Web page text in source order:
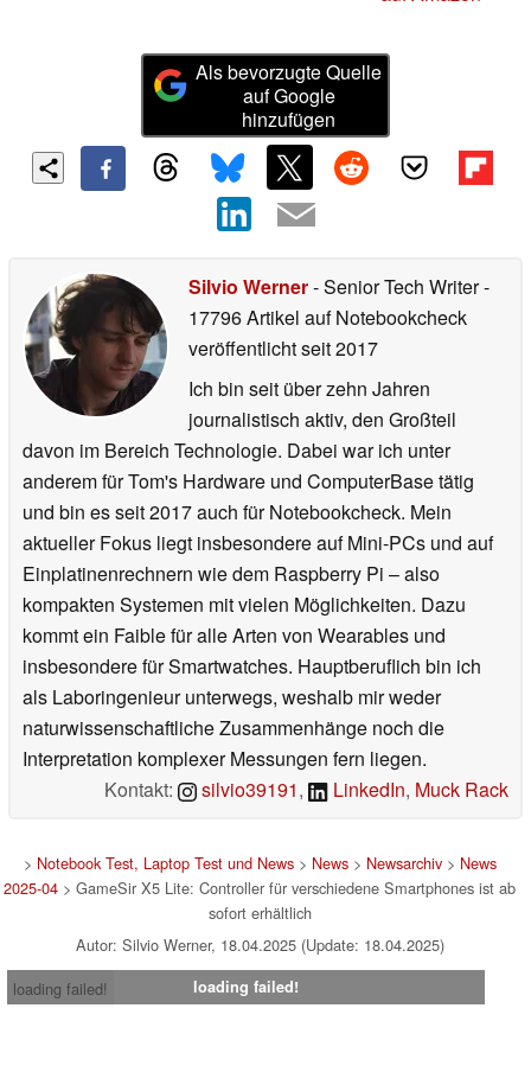
Als bevorzugte Quelle
auf Google
hinzufügen
Silvio Werner- Senior Tech Writer-
17796 Artikel auf Notebookcheck
veröffentlichtseit 2017
Ich bin seit über zehn Jahren
journalistisch aktiv, den Großteil
davon im Bereich Technologie. Dabei war ich unter
anderem für Tom's Hardware und ComputerBase tätig
und bin es seit 2017 auch für Notebookcheck. Mein
aktueller Fokus liegt insbesondere auf Mini-PCs und auf
Einplatinenrechnern wie dem Raspberry Pi – also
kompakten Systemen mit vielen Möglichkeiten. Dazu
kommt ein Faible für alle Arten von Wearables und
insbesondere für Smartwatches. Hauptberuflich bin ich
als Laboringenieur unterwegs, weshalb mir weder
naturwissenschaftliche Zusammenhänge noch die
Interpretation komplexer Messungen fern liegen.
Kontakt:
silvio39191, LinkedIn, Muck Rack
> Notebook Test, Laptop Test und News> News> Newsarchiv> News
2025-04 > GameSir X5 Lite: Controller für verschiedene Smartphones ist ab
sofort erhältlich
Autor: Silvio Werner, 18.04.2025 (Update: 18.04.2025)
loading failed!
loading failed!